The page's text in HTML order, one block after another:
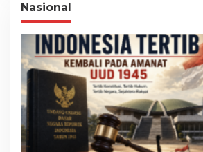
Nasional